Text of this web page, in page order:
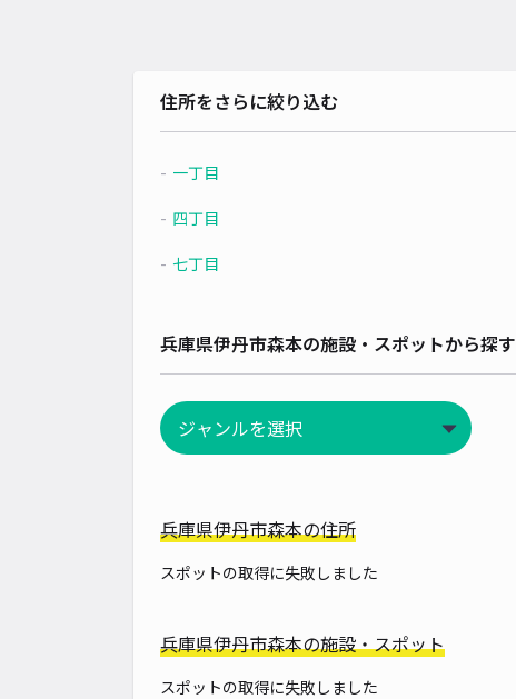
住所をさらに絞り込む
一丁目
四丁目
七丁目
兵庫県伊丹市森本の施設・スポットから探す
兵庫県伊丹市森本の住所
スポットの取得に失敗しました
兵庫県伊丹市森本の施設・スポット
スポットの取得に失敗しました